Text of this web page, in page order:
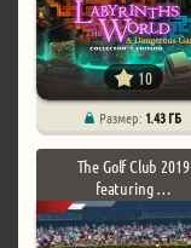
10
Размер: 1.43 ГБ
The Golf Club 2019
featuring …